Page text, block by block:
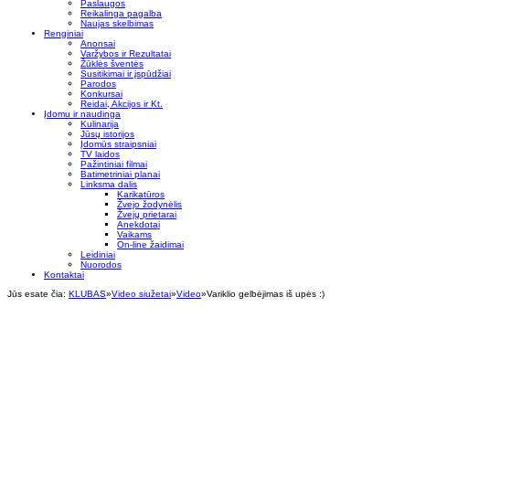
Paslaugos
Reikalinga pagalba
Naujas skelbimas
Renginiai
Anonsai
Varžybos ir Rezultatai
Žūklės šventės
Susitikimai ir įspūdžiai
Parodos
Konkursai
Reidai, Akcijos ir Kt.
Įdomu ir naudinga
Kulinarija
Jūsų istorijos
Įdomūs straipsniai
TV laidos
Pažintiniai filmai
Batimetriniai planai
Linksma dalis
Karikatūros
Žvejo žodynėlis
Žvejų prietarai
Anekdotai
Vaikams
On-line žaidimai
Leidiniai
Nuorodos
Kontaktai
Jūs esate čia: KLUBAS»Video siužetai»Video»Variklio gelbėjimas iš upės :)